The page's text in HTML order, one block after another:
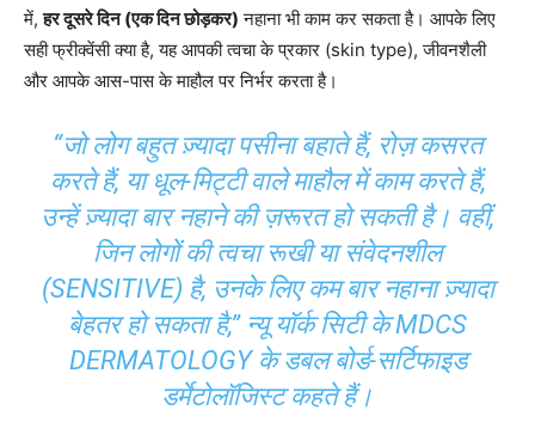
में,हर दूसरे दिन (एक दिन छोड़कर) नहाना भी काम कर सकता है। आपके लिए
सही फ्रीक्वेंसी क्या है, यह आपकी त्वचा के प्रकार (skin type), जीवनशैली
और आपके आस-पास के माहौल पर निर्भर करता है।
“जो लोग बहुत ज़्यादा पसीना बहाते हैं, रोज़ कसरत
करते हैं, या धूल-मिट्टी वाले माहौल में काम करते हैं,
उन्हें ज़्यादा बार नहाने की ज़रूरत हो सकती है। वहीं,
जिन लोगों की त्वचा रूखी या संवेदनशील
(SENSITIVE) है, उनके लिए कम बार नहाना ज़्यादा
बेहतर हो सकता है,” न्यू यॉर्क सिटी केMDCS
DERMATOLOGYके डबल बोर्ड-सर्टिफाइड
डर्मेटोलॉजिस्ट कहते हैं।